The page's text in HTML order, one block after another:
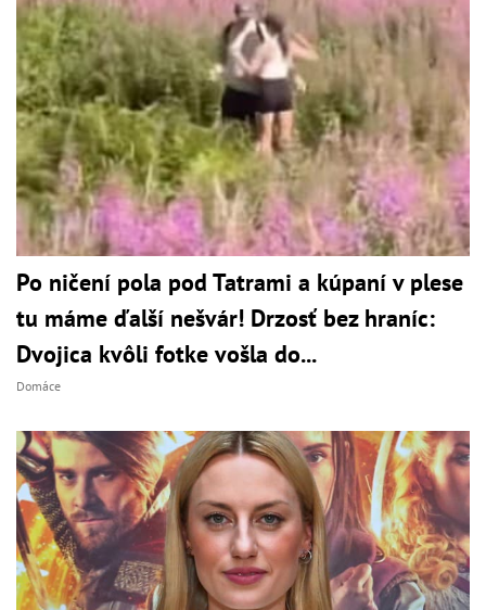
Po ničení pola pod Tatrami a kúpaní v plese
tu máme ďalší nešvár! Drzosť bez hraníc:
Dvojica kvôli fotke vošla do...
Domáce